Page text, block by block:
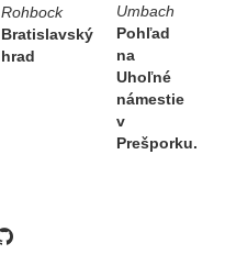
Rohbock
Bratislavský
hrad
Umbach
Pohľad
na
Uhoľné
námestie
v
Prešporku.